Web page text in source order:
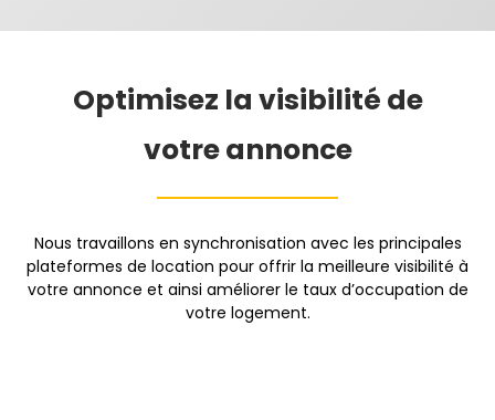
Optimisez la visibilité de
votre annonce
Nous travaillons en synchronisation avec les principales
plateformes de location pour offrir la meilleure visibilité à
votre annonce et ainsi améliorer le taux d’occupation de
votre logement.